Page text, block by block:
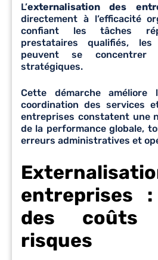
L’externalisation des
directement à l’efficacité
confiant les tâches
prestataires qualifiés, les
peuvent se
stratégiques.
Cette démarche améliore
coordination des services
entreprises constatent une
de la performance globale,
erreurs administratives et
entreprises :
des
risques